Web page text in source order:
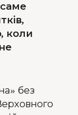
коли
без